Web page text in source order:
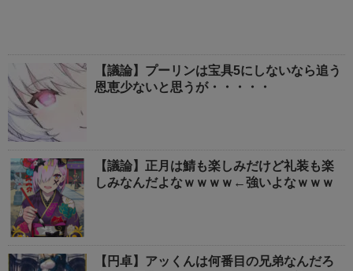
【議論】プーリンは宝具5にしないなら追う
恩恵少ないと思うが・・・・・
【議論】正月は鯖も楽しみだけど礼装も楽
しみなんだよなｗｗｗｗ←強いよなｗｗｗ
【円卓】アッくんは何番目の兄弟なんだろ